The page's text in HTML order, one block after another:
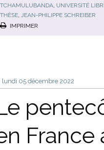
TCHAMULUBANDA, UNIVERSITÉ
THÈSE, JEAN-PHILIPPE SCHREIBER
IMPRIMER
lundi 05 décembre 2022
France